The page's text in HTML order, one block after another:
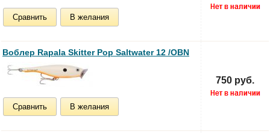
Сравнить В желания
Воблер Rapala Skitter Pop Saltwater 12 /OBN
Сравнить В желания
750 руб.